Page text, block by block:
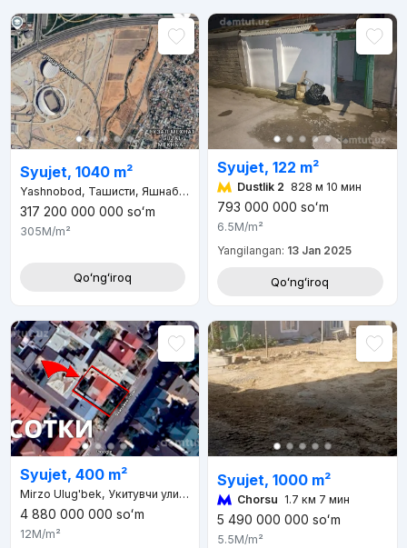
Syujet, 1040 m²
Yashnobod, Ташисти, Яшнабадский район, Ташкент, Мирзо-Улугбекский район, 100000, Узбекистан
317 200 000 000 soʻm
305M/m²
Qoʻngʻiroq
Syujet, 122 m²
Dustlik 2 828 м 10 мин
793 000 000 soʻm
6.5M/m²
Yangilangan: 13 Jan 2025
Qoʻngʻiroq
Syujet, 400 m²
Mirzo Ulug'bek, Укитувчи улица, д.7
4 880 000 000 soʻm
12M/m²
Syujet, 1000 m²
Chorsu 1.7 км 7 мин
5 490 000 000 soʻm
5.5M/m²